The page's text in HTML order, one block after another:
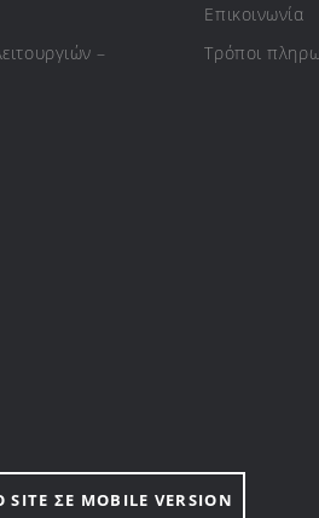
–
Επικοινωνία
Τρόποι
SITE ΣΕ MOBILE VERSION